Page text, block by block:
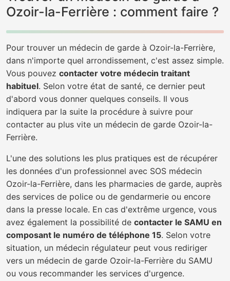
Ozoir-la-Ferrière : comment faire ?
Pour trouver un médecin de garde à Ozoir-la-Ferrière,
dans n'importe quel arrondissement, c'est assez simple.
Vous pouvez contacter votre médecin traitant
habituel. Selon votre état de santé, ce dernier peut
d'abord vous donner quelques conseils. Il vous
indiquera par la suite la procédure à suivre pour
contacter au plus vite un médecin de garde Ozoir-la-
Ferrière.
L'une des solutions les plus pratiques est de récupérer
les données d'un professionnel avec SOS médecin
Ozoir-la-Ferrière, dans les pharmacies de garde, auprès
des services de police ou de gendarmerie ou encore
dans la presse locale. En cas d'extrême urgence, vous
avez également la possibilité de contacter le SAMU en
composant le numéro de téléphone 15. Selon votre
situation, un médecin régulateur peut vous rediriger
vers un médecin de garde Ozoir-la-Ferrière du SAMU
ou vous recommander les services d'urgence.